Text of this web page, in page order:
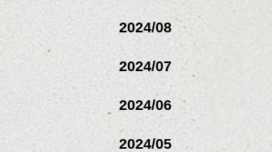
2024/08
2024/07
2024/06
2024/05